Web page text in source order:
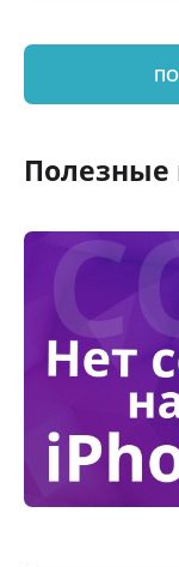
Полезные